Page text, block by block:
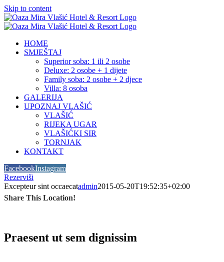
Skip to content
HOME
SMJEŠTAJ
Superior soba: 1 ili 2 osobe
Deluxe: 2 osobe + 1 dijete
Family soba: 2 osobe + 2 djece
Villa: 8 osoba
GALERIJA
UPOZNAJ VLAŠIĆ
VLAŠIĆ
RIJEKA UGAR
VLAŠIĆKI SIR
TORNJAK
KONTAKT
FacebookInstagram
Rezerviši
Excepteur sint occaecatadmin2015-05-20T19:52:35+02:00
Share This Location!
Praesent ut sem dignissim